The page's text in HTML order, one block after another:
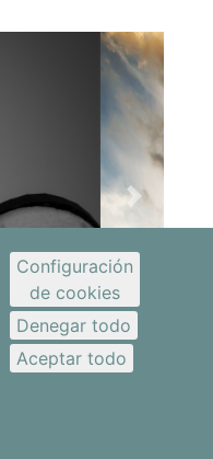
Next
Configuración
de cookies
Denegar todo
Aceptar todo